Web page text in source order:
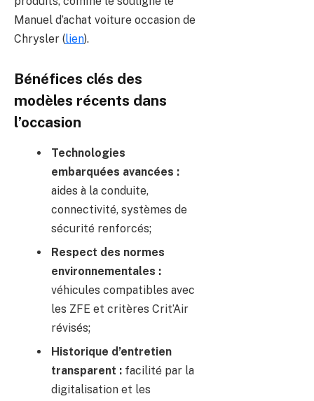
Manuel d’achat voiture occasion de
Chrysler (lien).
Bénéfices clés des
modèles récents dans
l’occasion
Technologies
embarquées avancées :
aides à la conduite,
connectivité, systèmes de
sécurité renforcés;
Respect des normes
environnementales :
véhicules compatibles avec
les ZFE et critères Crit’Air
révisés;
Historique d’entretien
transparent : facilité par la
digitalisation et les